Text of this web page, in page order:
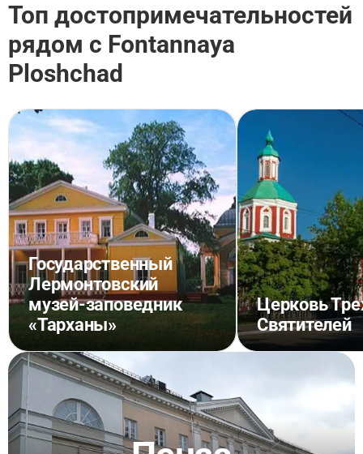
Топ достопримечательностей
рядом с Fontannaya
Ploshchad
Государственный
Лермонтовский
музей-заповедник
«Тарханы»
Церковь
Святителей